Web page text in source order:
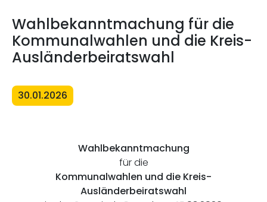
Wahlbekanntmachung für die
Kommunalwahlen und die Kreis-
Ausländerbeiratswahl
30.01.2026
Wahlbekanntmachung
für die
Kommunalwahlen und die Kreis-
Ausländerbeiratswahl